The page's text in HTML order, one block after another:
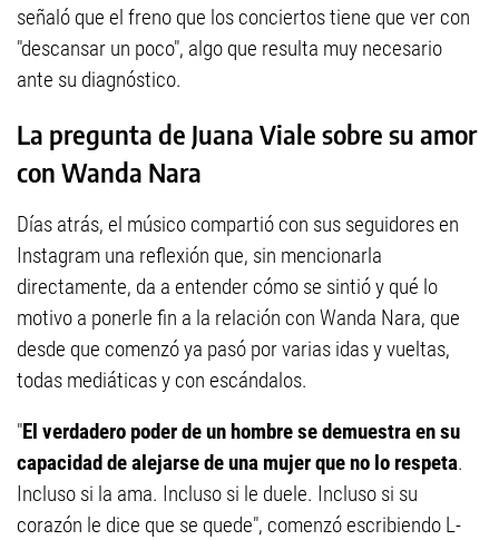
señaló que el freno que los conciertos tiene que ver con
"descansar un poco", algo que resulta muy necesario
ante su diagnóstico.
La pregunta de Juana Viale sobre su amor
con Wanda Nara
Días atrás, el músico compartió con sus seguidores en
Instagram una reflexión que, sin mencionarla
directamente, da a entender cómo se sintió y qué lo
motivo a ponerle fin a la relación con Wanda Nara, que
desde que comenzó ya pasó por varias idas y vueltas,
todas mediáticas y con escándalos.
"El verdadero poder de un hombre se demuestra en su
capacidad de alejarse de una mujer que no lo respeta.
Incluso si la ama. Incluso si le duele. Incluso si su
corazón le dice que se quede", comenzó escribiendo L-